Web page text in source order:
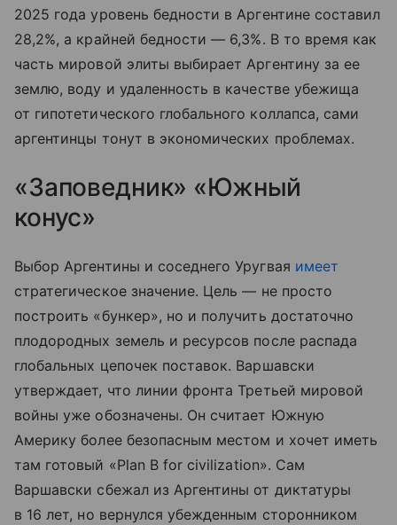
2025 года уровень бедности в Аргентине составил
28,2%, а крайней бедности — 6,3%. В то время как
часть мировой элиты выбирает Аргентину за ее
землю, воду и удаленность в качестве убежища
от гипотетического глобального коллапса, сами
аргентинцы тонут в экономических проблемах.
«Заповедник» «Южный
конус»
Выбор Аргентины и соседнего Уругвая имеет
стратегическое значение. Цель — не просто
построить «бункер», но и получить достаточно
плодородных земель и ресурсов после распада
глобальных цепочек поставок. Варшавски
утверждает, что линии фронта Третьей мировой
войны уже обозначены. Он считает Южную
Америку более безопасным местом и хочет иметь
там готовый «Plan B for civilization». Сам
Варшавски сбежал из Аргентины от диктатуры
в 16 лет, но вернулся убежденным сторонником